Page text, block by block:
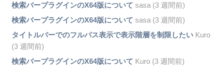
検索バープラグインのX64版について sasa (3 週間前)
検索バープラグインのX64版について sasa (3 週間前)
タイトルバーでのフルパス表示で表示階層を制限したいKuro
(3 週間前)
検索バープラグインのX64版について Kuro (3 週間前)